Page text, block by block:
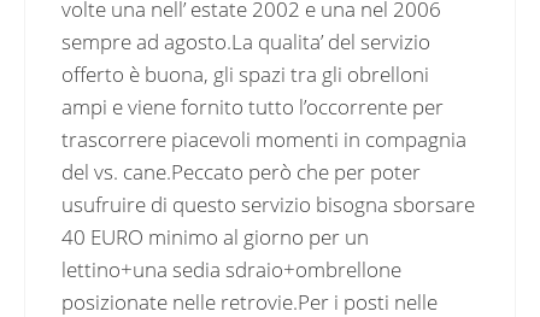
volte una nell’ estate 2002 e una nel 2006
sempre ad agosto.La qualita’ del servizio
offerto è buona, gli spazi tra gli obrelloni
ampi e viene fornito tutto l’occorrente per
trascorrere piacevoli momenti in compagnia
del vs. cane.Peccato però che per poter
usufruire di questo servizio bisogna sborsare
40 EURO minimo al giorno per un
lettino+una sedia sdraio+ombrellone
posizionate nelle retrovie.Per i posti nelle